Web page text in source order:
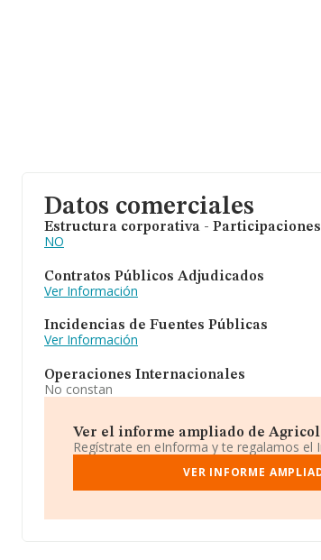
Datos comerciales
Estructura corporativa - Participaciones
NO
Contratos Públicos Adjudicados
Ver Información
Incidencias de Fuentes Públicas
Ver Información
Operaciones Internacionales
No constan
Ver el informe ampliado de
Regístrate en eInforma y te regalamos el
VER INFORME